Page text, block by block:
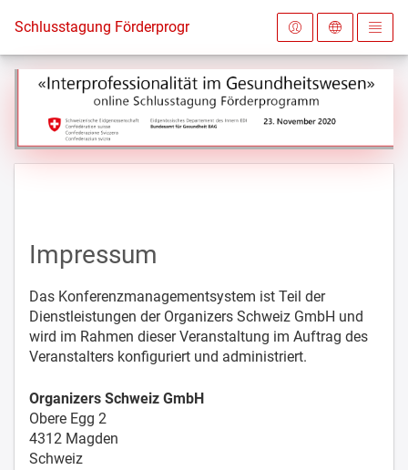
Zur Startseite
Schlusstagung Förderprogramm "Interprofessionalität im
Impressum
Das Konferenzmanagementsystem ist Teil der
Dienstleistungen der Organizers Schweiz GmbH und
wird im Rahmen dieser Veranstaltung im Auftrag des
Veranstalters konfiguriert und administriert.
Organizers Schweiz GmbH
Obere Egg 2
4312 Magden
Schweiz